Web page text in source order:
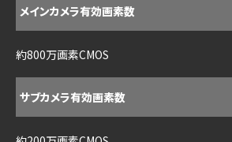
メインカメラ有効画素数
約800万画素CMOS
サブカメラ有効画素数